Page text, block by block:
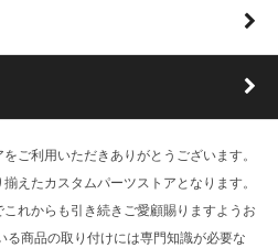
ご利用いただきありがとうございます。
えたカスタムパーツストアとなります。
れからも引き続きご愛顧賜りますようお
商品の取り付けには専門知識が必要な